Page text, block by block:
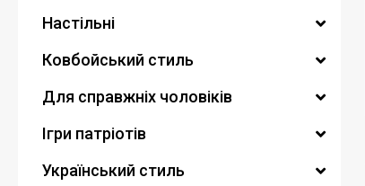
Настільні
Ковбойський стиль
Для справжніх чоловіків
Ігри патріотів
Український стиль